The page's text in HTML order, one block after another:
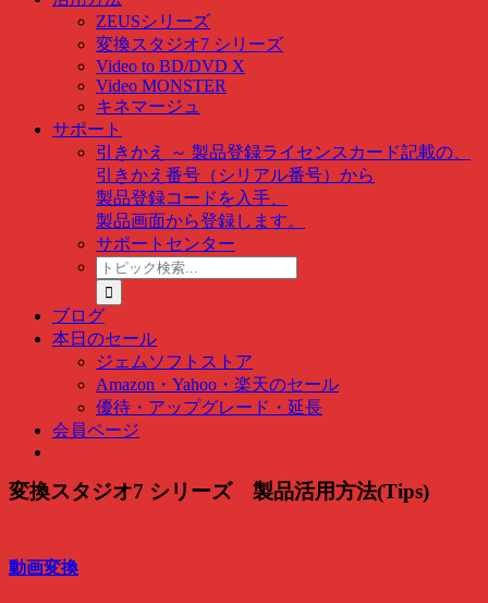
ZEUSシリーズ
変換スタジオ7 シリーズ
Video to BD/DVD X
Video MONSTER
キネマージュ
サポート
引きかえ ～ 製品登録ライセンスカード記載の、
引きかえ番号（シリアル番号）から
製品登録コードを入手、
製品画面から登録します。
サポートセンター
ト
ピ
ッ
ク
検
索
…
ブログ
本日のセール
ジェムソフトストア
Amazon・Yahoo・楽天のセール
優待・アップグレード・延長
会員ページ
変換スタジオ7 シリーズ 製品活用方法(Tips)
動画変換